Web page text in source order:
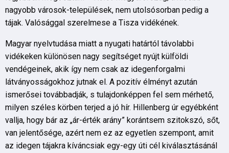
nagyobb városok-települések, nem utolsósorban pedig a
tájak. Valósággal szerelmese a Tisza vidékének.
Magyar nyelvtudása miatt a nyugati határtól távolabbi
vidékeken különösen nagy segítséget nyújt külföldi
vendégeinek, akik így nem csak az idegenforgalmi
látványosságokhoz jutnak el. A pozitív élményt azután
ismerősei továbbadják, s tulajdonképpen fel sem mérhető,
milyen széles körben terjed a jó hír. Hillenberg úr egyébként
vallja, hogy bár az „ár-érték arány” korántsem szitokszó, sőt,
van jelentősége, azért nem ez az egyetlen szempont, amit
az idegen tájakra kíváncsiak egy-egy úti cél kiválasztásánál